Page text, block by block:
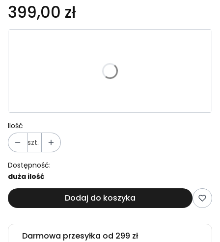
Cena
399,00 zł
Ilość
szt.
Dostępność:
duża ilość
Dodaj do koszyka
Darmowa przesyłka od 299 zł